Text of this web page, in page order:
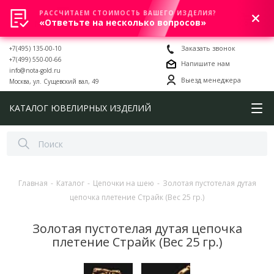
0
+7(495) 135-00-10
+7(499) 550-00-66
info@nota-gold.ru
Москва, ул. Сущевский вал, 49
Заказать звонок
Напишите нам
Выезд менеджера
КАТАЛОГ ЮВЕЛИРНЫХ ИЗДЕЛИЙ
Главная - Каталог - Цепочки на шею - Золотая пустотелая дутая
цепочка плетение Страйк (Вес 25 гр.)
Золотая пустотелая дутая цепочка
плетение Страйк (Вес 25 гр.)
РАССЧИТАЕМ СТОИМОСТЬ ВАШЕГО ИЗДЕЛИЯ?
«Ответьте на несколько вопросов»